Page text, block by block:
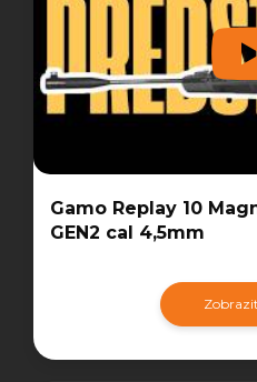
Gamo Replay 10
GEN2 cal 4,5mm